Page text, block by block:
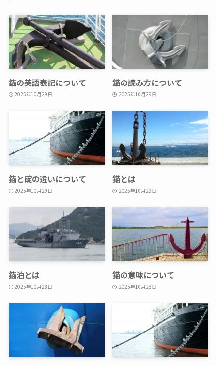
錨の英語表記について
2025年10月29日
錨の読み方について
2025年10月29日
錨と碇の違いについて
2025年10月29日
錨とは
2025年10月29日
錨泊とは
2025年10月28日
錨の意味について
2025年10月28日